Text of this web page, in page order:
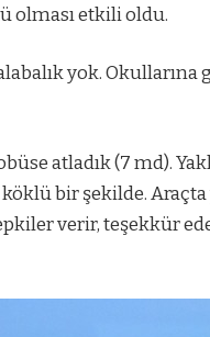
olması etkili oldu.
yok.
atladık (7 md).
bir şekilde. Araçta
verir, teşekkür